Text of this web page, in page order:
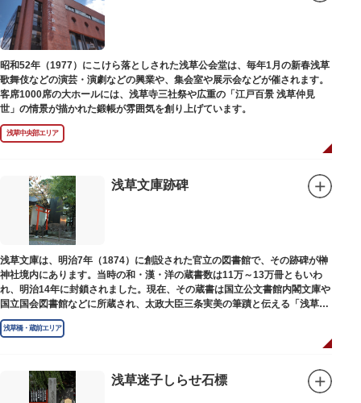
昭和52年（1977）にこけら落としされた浅草公会堂は、毎年1月の新春浅草
歌舞伎などの演芸・演劇などの興業や、集会室や展示会などが催されます。
客席1000席の大ホールには、浅草寺三社祭や広重の「江戸百景 浅草仲見
世」の情景が描かれた鍛帳が雰囲気を創り上げています。
浅草中央部エリア
浅草文庫跡碑
浅草文庫は、明治7年（1874）に創設された官立の図書館で、その跡碑が榊
神社境内にあります。当時の和・漢・洋の蔵書数は11万～13万冊ともいわ
れ、明治14年に封鎖されました。現在、その蔵書は国立公文書館内閣文庫や
国立国会図書館などに所蔵され、太政大臣三条実美の筆蹟と伝える「浅草文
庫」の朱印が押されています。
浅草橋・蔵前エリア
浅草迷子しらせ石標